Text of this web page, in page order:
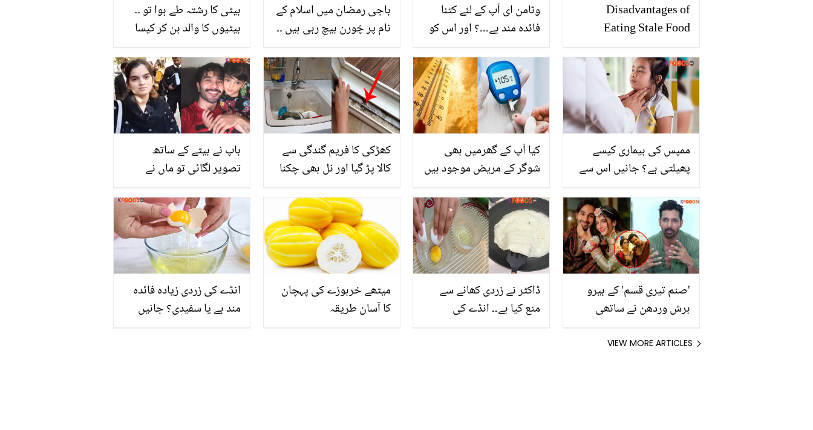
بیٹی کا رشتہ طے ہوا تو ۔۔
بیٹیوں کا والد بن کر کیسا
کے دلچسپ خیالات، جانیے
باجی رمضان میں اسلام کے
نام پر چُورن بیچ رہی ہیں ۔۔
پر کیوں نکل آتے ہیں؟
سوشل میڈیا صارفین اینکر
پر بھڑک اُٹھے
وٹامن ای آپ کے لئے کتنا
فائدہ مند ہے۔۔۔؟ اور اس کو
Disadvantages of
Eating Stale Food
باپ نے بیٹے کے ساتھ
تصویر لگائی تو ماں نے
عدالت نے فیروز خان اور
علیزے کے بچوں کا کیا
فیصلہ سنایا؟
کھڑکی کا فریم گندگی سے
کالا پڑ گیا اور نل بھی چکنا
مہمانوں کے آگے شرمندہ
کرواتے ہیں! جانیں انھیں
صاف کرنے کے آسان طریقے
کیا آپ کے گھرمیں بھی
شوگر کے مریض موجود ہیں
کو کون سے پھل اور سبزیاں
دی جائیں؟
ممپس کی بیماری کیسے
پھیلتی ہے؟ جانیں اس سے
ڈاکٹر بھی بتاتے ہیں
انڈے کی زردی زیادہ فائدہ
مند ہے یا سفیدی؟ جانیں
میٹھے خربوزے کی پہچان
کا آسان طریقہ
ڈاکٹر نے زردی کھانے سے
منع کیا ہے۔۔ انڈے کی
'صنم تیری قسم' کے ہیرو
ہرش وردھن نے ساتھی
شادی پر کیا تحفہ دیا؟
VIEW MORE ARTICLES